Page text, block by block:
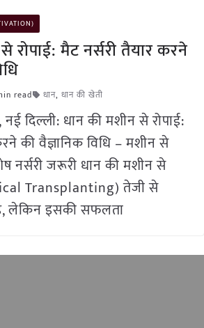
रोपाई: मैट नर्सरी तैयार करने
read धान, धान की खेती
दिल्ली: धान की मशीन से रोपाई:
की वैज्ञानिक विधि – मशीन से
नर्सरी जरूरी धान की मशीन से
Transplanting) तेजी से
है, लेकिन इसकी सफलता